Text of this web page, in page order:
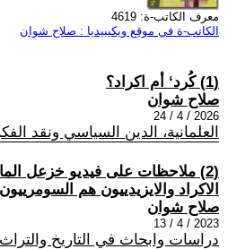
معرف الكاتب-ة: 4619
الكاتب-ة في موقع ويكيبيديا : صلاح شوان
(1) كُرد‘ أم اكراد؟
صلاح شوان
2026 / 4 / 24
العلمانية، الدين السياسي ونقد
(2) ملاحظات على فيديو خزعل
الاكراد والايزيدييون هم
صلاح شوان
2023 / 4 / 13
دراسات وابحاث في التاريخ